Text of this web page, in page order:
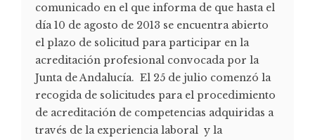
comunicado en el que informa de que hasta el
día 10 de agosto de 2013 se encuentra abierto
el plazo de solicitud para participar en la
acreditación profesional convocada por la
Junta de Andalucía. El 25 de julio comenzó la
recogida de solicitudes para el procedimiento
de acreditación de competencias adquiridas a
través de la experiencia laboral y la